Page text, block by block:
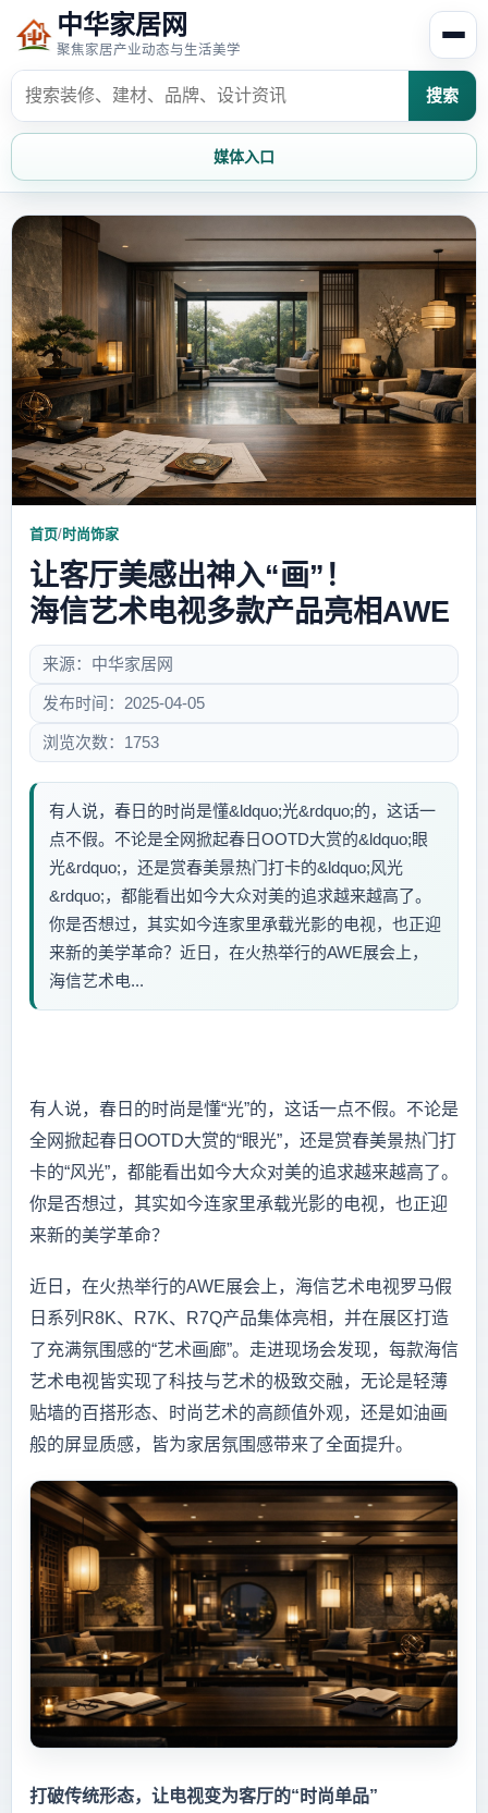
中华家居网
聚焦家居产业动态与生活美学
搜索
媒体入口
首页
家居风水 家居欣赏
时尚饰家 装修设计
家具知识 家居文化
家装攻略 创意家居
首页/时尚饰家
让客厅美感出神入“画”！
海信艺术电视多款产品亮相AWE
来源：中华家居网
发布时间：2025-04-05
浏览次数：1753
有人说，春日的时尚是懂&ldquo;光&rdquo;的，这话一
点不假。不论是全网掀起春日OOTD大赏的&ldquo;眼
光&rdquo;，还是赏春美景热门打卡的&ldquo;风光
&rdquo;，都能看出如今大众对美的追求越来越高了。
你是否想过，其实如今连家里承载光影的电视，也正迎
来新的美学革命？近日，在火热举行的AWE展会上，
海信艺术电...
有人说，春日的时尚是懂“光”的，这话一点不假。不论是
全网掀起春日OOTD大赏的“眼光”，还是赏春美景热门打
卡的“风光”，都能看出如今大众对美的追求越来越高了。
你是否想过，其实如今连家里承载光影的电视，也正迎
来新的美学革命？
近日，在火热举行的AWE展会上，海信艺术电视罗马假
日系列R8K、R7K、R7Q产品集体亮相，并在展区打造
了充满氛围感的“艺术画廊”。走进现场会发现，每款海信
艺术电视皆实现了科技与艺术的极致交融，无论是轻薄
贴墙的百搭形态、时尚艺术的高颜值外观，还是如油画
般的屏显质感，皆为家居氛围感带来了全面提升。
打破传统形态，让电视变为客厅的“时尚单品”